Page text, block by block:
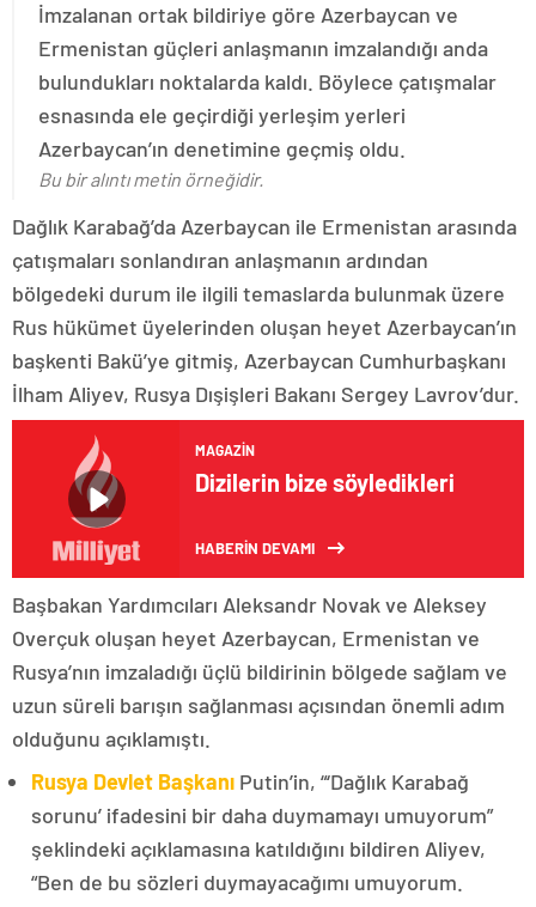
İmzalanan ortak bildiriye göre Azerbaycan ve
Ermenistan güçleri anlaşmanın imzalandığı anda
bulundukları noktalarda kaldı. Böylece çatışmalar
esnasında ele geçirdiği yerleşim yerleri
Azerbaycan’ın denetimine geçmiş oldu.
Bu bir alıntı metin örneğidir.
Dağlık Karabağ’da Azerbaycan ile Ermenistan arasında
çatışmaları sonlandıran anlaşmanın ardından
bölgedeki durum ile ilgili temaslarda bulunmak üzere
Rus hükümet üyelerinden oluşan heyet Azerbaycan’ın
başkenti Bakü’ye gitmiş, Azerbaycan Cumhurbaşkanı
İlham Aliyev, Rusya Dışişleri Bakanı Sergey Lavrov’dur.
MAGAZIN
Dizilerin bize söyledikleri
HABERİN DEVAMI
Başbakan Yardımcıları Aleksandr Novak ve Aleksey
Overçuk oluşan heyet Azerbaycan, Ermenistan ve
Rusya’nın imzaladığı üçlü bildirinin bölgede sağlam ve
uzun süreli barışın sağlanması açısından önemli adım
olduğunu açıklamıştı.
Rusya Devlet Başkanı Putin’in, “‘Dağlık Karabağ
sorunu’ ifadesini bir daha duymamayı umuyorum”
şeklindeki açıklamasına katıldığını bildiren Aliyev,
“Ben de bu sözleri duymayacağımı umuyorum.